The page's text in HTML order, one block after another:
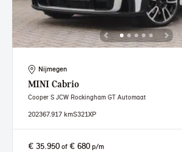
Nijmegen
MINI Cabrio
Cooper S JCW Rockingham GT Automaat
202367.917 kmS321XP
€ 35.950 of € 680 p/m